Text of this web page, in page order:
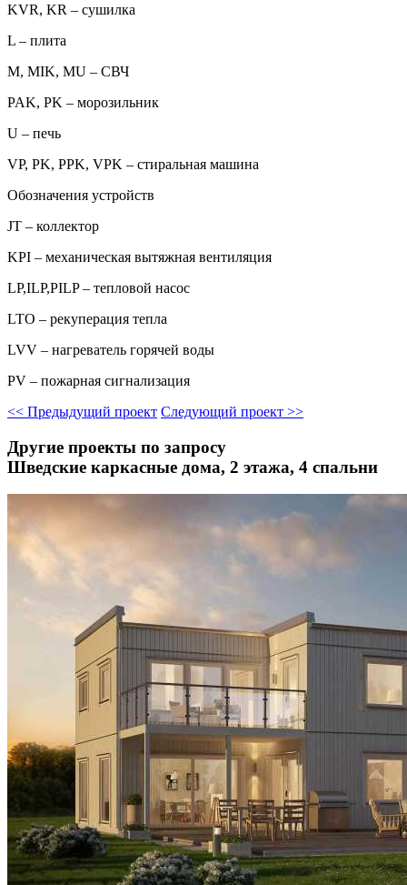
KVR, KR – сушилка
L – плита
M, MIK, MU – СВЧ
PAK, PK – морозильник
U – печь
VP, PK, PPK, VPK – стиральная машина
Обозначения устройств
JT – коллектор
KPI – механическая вытяжная вентиляция
LP,ILP,PILP – тепловой насос
LTO – рекуперация тепла
LVV – нагреватель горячей воды
PV – пожарная сигнализация
<< Предыдущий проект Следующий проект >>
Другие проекты по запросу
Шведские каркасные дома, 2 этажа, 4 спальни